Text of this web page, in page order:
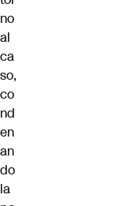
no
al
ca
so,
co
nd
en
an
do
la